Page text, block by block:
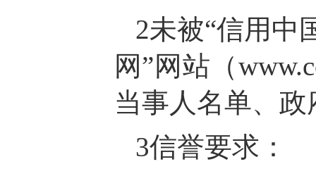
2未被“信用中
网”网站（
当事人名单、
3信誉要求：